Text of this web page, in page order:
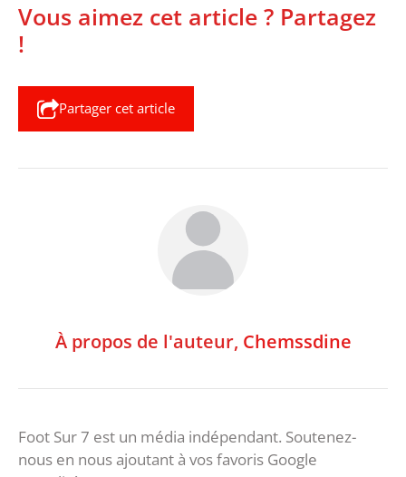
Vous aimez cet article ? Partagez
!
Partager cet article
À propos de l'auteur, Chemssdine
Foot Sur 7 est un média indépendant. Soutenez-
nous en nous ajoutant à vos favoris Google